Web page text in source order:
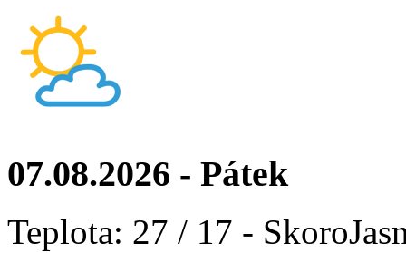
07.08.2026 - Pátek
Teplota: 27 / 17 -